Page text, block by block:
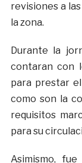
revisiones a
la zona.
Durante la
contaran con
para prestar
como son la
requisitos
para su
Asimismo,